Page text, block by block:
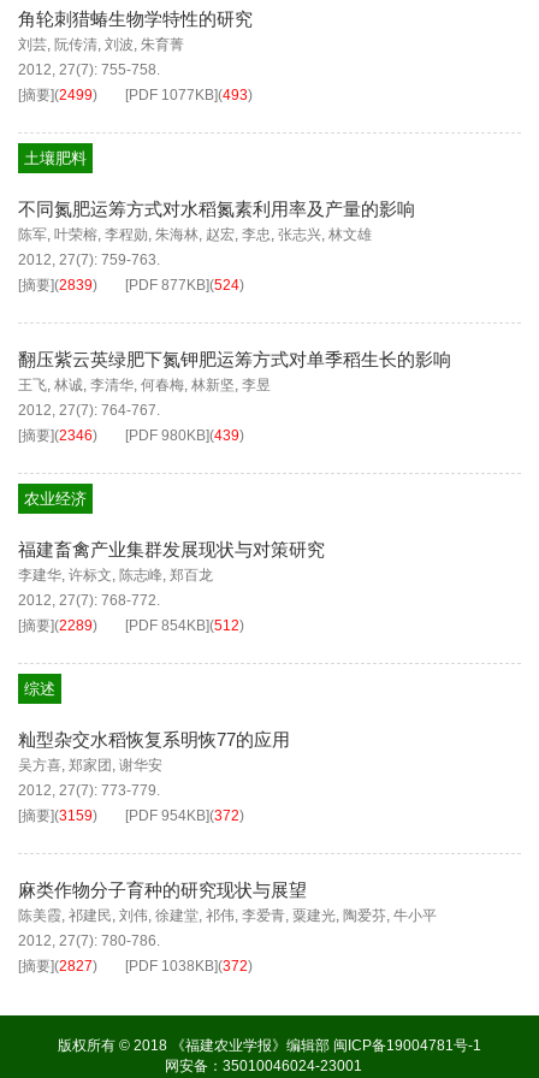
角轮刺猎蝽生物学特性的研究
刘芸, 阮传清, 刘波, 朱育菁
2012, 27(7): 755-758.
[摘要](2499) [PDF 1077KB](493)
土壤肥料
不同氮肥运筹方式对水稻氮素利用率及产量的影响
陈军, 叶荣榕, 李程勋, 朱海林, 赵宏, 李忠, 张志兴, 林文雄
2012, 27(7): 759-763.
[摘要](2839) [PDF 877KB](524)
翻压紫云英绿肥下氮钾肥运筹方式对单季稻生长的影响
王飞, 林诚, 李清华, 何春梅, 林新坚, 李昱
2012, 27(7): 764-767.
[摘要](2346) [PDF 980KB](439)
农业经济
福建畜禽产业集群发展现状与对策研究
李建华, 许标文, 陈志峰, 郑百龙
2012, 27(7): 768-772.
[摘要](2289) [PDF 854KB](512)
综述
籼型杂交水稻恢复系明恢77的应用
吴方喜, 郑家团 , 谢华安
2012, 27(7): 773-779.
[摘要](3159) [PDF 954KB](372)
麻类作物分子育种的研究现状与展望
陈美霞, 祁建民, 刘伟, 徐建堂, 祁伟, 李爱青, 粟建光, 陶爱芬, 牛小平
2012, 27(7): 780-786.
[摘要](2827) [PDF 1038KB](372)
版权所有 © 2018 《福建农业学报》编辑部 闽ICP备19004781号-1
网安备：35010046024-23001